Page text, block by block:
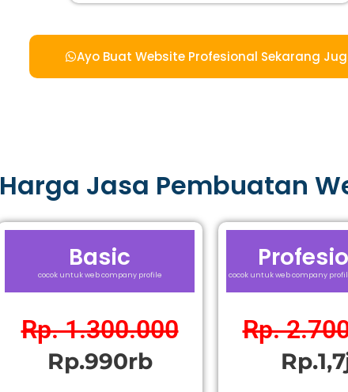
Ayo Buat Website Profesional Sekarang
Harga Jasa Pembuatan
Basic
cocok untuk web company profile
Rp. 1.300.000
Rp.990rb
cocok untuk web company
Rp.